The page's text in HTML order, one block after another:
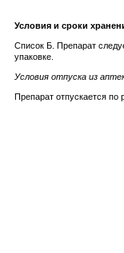
Условия и сроки
Список Б. Препарат
упаковке.
Условия отпуска из
Препарат отпускается по